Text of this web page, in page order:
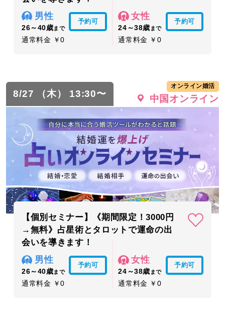
男性
26～40歳まで
予約可
通常料金 ￥0
女性
24～38歳 まで
予約可
通常料金 ￥0
8/27 （木） 13:30〜
オンライン婚活
中国オンライン
【個別セミナー】《期間限定！3000円
→無料》占星術とタロットで運命の出
会いを導きます！
男性
26～40歳まで
予約可
通常料金 ￥0
女性
24～38歳 まで
予約可
通常料金 ￥0